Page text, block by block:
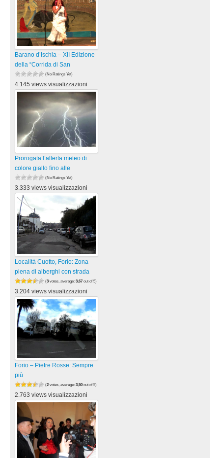
Barano d’Ischia – XII Edizione
della “Corrida di San
(No Ratings Yet)
4.145 views visualizzazioni
Prorogata l’allerta meteo di
colore giallo fino alle
(No Ratings Yet)
3.333 views visualizzazioni
Località Cuotto, Forio: Zona
piena di alberghi con strada
(3 votes, average: 3,67 out of 5)
3.204 views visualizzazioni
Forio – Pietre Rosse: Sempre
più
(2 votes, average: 3,50 out of 5)
2.763 views visualizzazioni